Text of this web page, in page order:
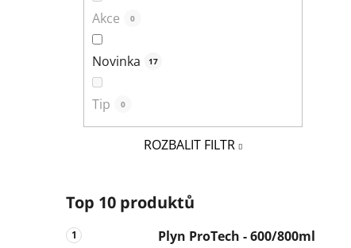
Akce 0
Novinka 17
Tip 0
ROZBALIT FILTR
Top 10 produktů
Plyn ProTech - 600/800ml